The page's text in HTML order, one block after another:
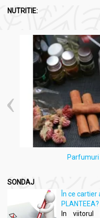
NUTRITIE:
Parfumuri
SONDAJ
În ce
PLANTEEA?
In viitorul